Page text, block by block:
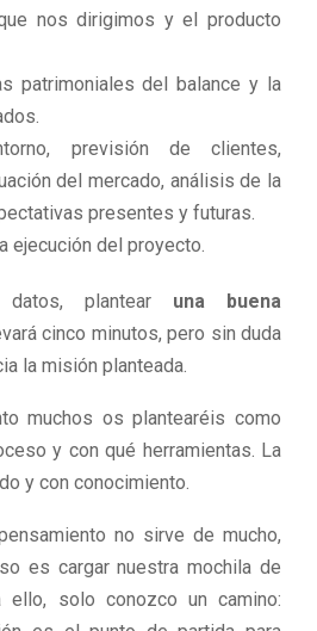
nos dirigimos y el producto
patrimoniales del balance y la
previsión de clientes,
del mercado, análisis de la
presentes y futuras.
ejecución del proyecto.
plantear una buena
cinco minutos, pero sin duda
la misión planteada.
muchos os plantearéis como
y con qué herramientas. La
y con conocimiento.
no sirve de mucho,
es cargar nuestra mochila de
ello, solo conozco un camino: